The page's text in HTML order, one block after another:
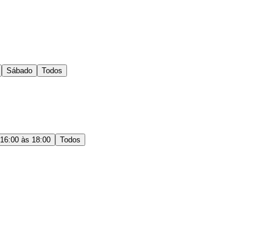
Sábado Todos
16:00 às 18:00 Todos